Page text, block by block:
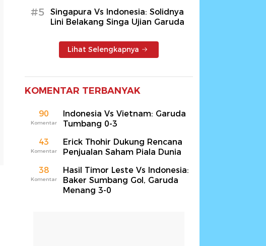
#5
Singapura Vs Indonesia: Solidnya
Lini Belakang Singa Ujian Garuda
Lihat Selengkapnya
KOMENTAR TERBANYAK
90
Komentar
Indonesia Vs Vietnam: Garuda
Tumbang 0-3
43
Komentar
Erick Thohir Dukung Rencana
Penjualan Saham Piala Dunia
38
Komentar
Hasil Timor Leste Vs Indonesia:
Baker Sumbang Gol, Garuda
Menang 3-0